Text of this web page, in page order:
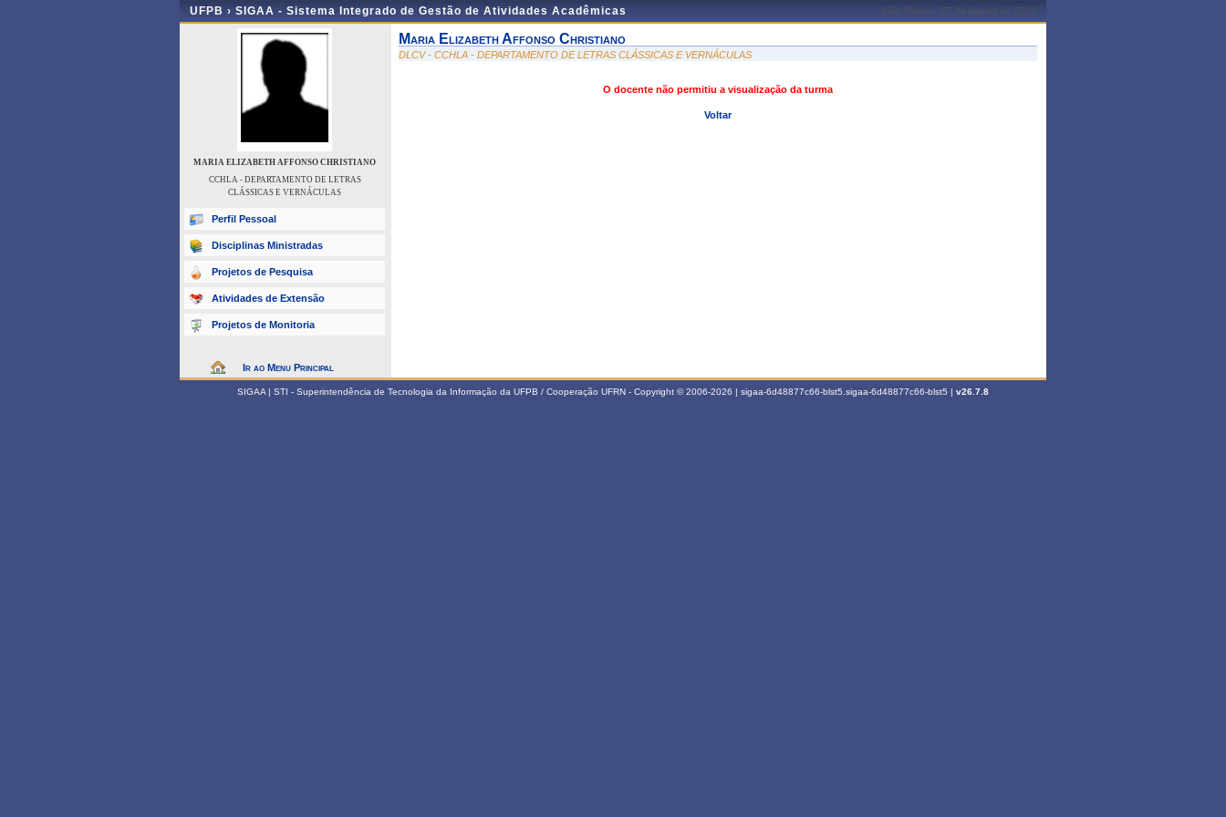
UFPB › SIGAA - Sistema Integrado de Gestão de Atividades Acadêmicas João Pessoa, 07 de Agosto de 2026
MARIA ELIZABETH AFFONSO CHRISTIANO
CCHLA - DEPARTAMENTO DE LETRAS
CLÁSSICAS E VERNÁCULAS
Perfil Pessoal
Disciplinas Ministradas
Projetos de Pesquisa
Atividades de Extensão
Projetos de Monitoria
Ir ao Menu Principal
Maria Elizabeth Affonso Christiano
DLCV - CCHLA - DEPARTAMENTO DE LETRAS CLÁSSICAS E VERNÁCULAS
O docente não permitiu a visualização da turma
Voltar
SIGAA | STI - Superintendência de Tecnologia da Informação da UFPB / Cooperação UFRN - Copyright © 2006-2026 | sigaa-6d48877c66-blst5.sigaa-6d48877c66-blst5 | v26.7.8